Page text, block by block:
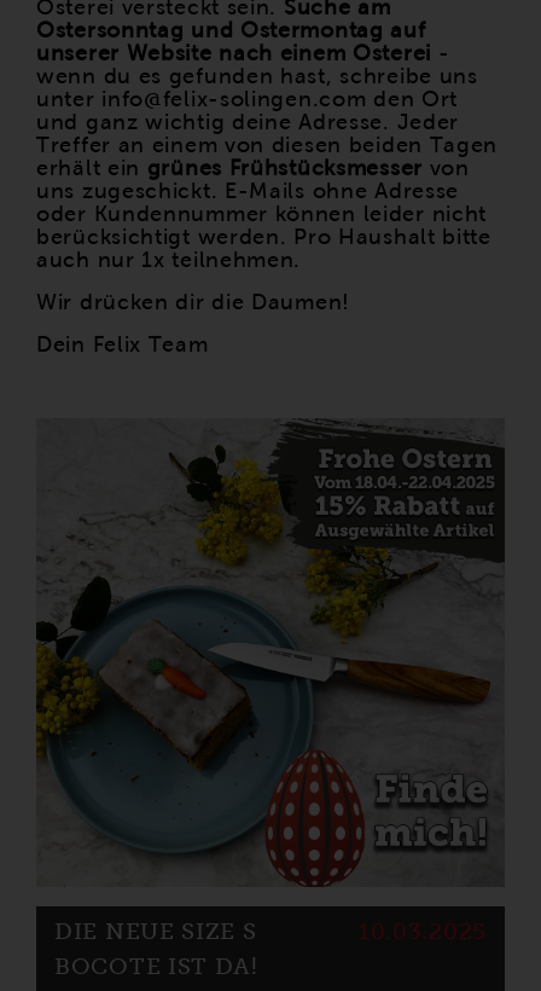
Osterei versteckt sein. Suche am
Ostersonntag und Ostermontag auf
unserer Website nach einem Osterei -
wenn du es gefunden hast, schreibe uns
unter info@felix-solingen.com den Ort
und ganz wichtig deine Adresse. Jeder
Treffer an einem von diesen beiden Tagen
erhält ein grünes Frühstücksmesser von
uns zugeschickt. E-Mails ohne Adresse
oder Kundennummer können leider nicht
berücksichtigt werden. Pro Haushalt bitte
auch nur 1x teilnehmen.
Wir drücken dir die Daumen!
Dein Felix Team
10.03.2025
DIE NEUE SIZE S
BOCOTE IST DA!